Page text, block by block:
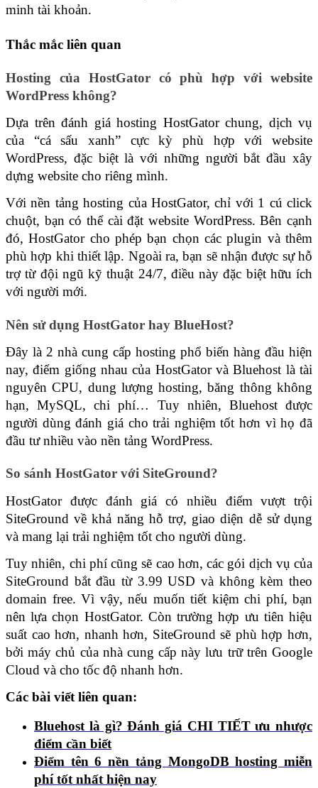
minh tài khoản.
Thắc mắc liên quan
Hosting của HostGator có phù hợp với website
WordPress không?
Dựa trên đánh giá hosting HostGator chung, dịch vụ
của “cá sấu xanh” cực kỳ phù hợp với website
WordPress, đặc biệt là với những người bắt đầu xây
dựng website cho riêng mình.
Với nền tảng hosting của HostGator, chỉ với 1 cú click
chuột, bạn có thể cài đặt website WordPress. Bên cạnh
đó, HostGator cho phép bạn chọn các plugin và thêm
phù hợp khi thiết lập. Ngoài ra, bạn sẽ nhận được sự hỗ
trợ từ đội ngũ kỹ thuật 24/7, điều này đặc biệt hữu ích
với người mới.
Nên sử dụng HostGator hay BlueHost?
Đây là 2 nhà cung cấp hosting phổ biến hàng đầu hiện
nay, điểm giống nhau của HostGator và Bluehost là tài
nguyên CPU, dung lượng hosting, băng thông không
hạn, MySQL, chi phí… Tuy nhiên, Bluehost được
người dùng đánh giá cho trải nghiệm tốt hơn vì họ đã
đầu tư nhiều vào nền tảng WordPress.
So sánh HostGator với SiteGround?
HostGator được đánh giá có nhiều điểm vượt trội
SiteGround về khả năng hỗ trợ, giao diện dễ sử dụng
và mang lại trải nghiệm tốt cho người dùng.
Tuy nhiên, chi phí cũng sẽ cao hơn, các gói dịch vụ của
SiteGround bắt đầu từ 3.99 USD và không kèm theo
domain free. Vì vậy, nếu muốn tiết kiệm chi phí, bạn
nên lựa chọn HostGator. Còn trường hợp ưu tiên hiệu
suất cao hơn, nhanh hơn, SiteGround sẽ phù hợp hơn,
bởi máy chủ của nhà cung cấp này lưu trữ trên Google
Cloud và cho tốc độ nhanh hơn.
Các bài viết liên quan:
Bluehost là gì? Đánh giá CHI TIẾT ưu nhược
điểm cần biết
Điểm tên 6 nền tảng MongoDB hosting miễn
phí tốt nhất hiện nay